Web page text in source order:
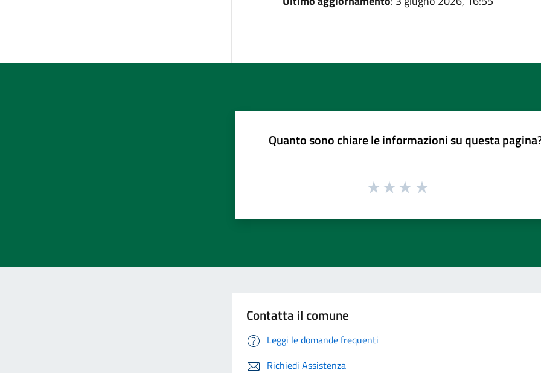
Quanto sono chiare le informazioni su questa
Contatta il comune
Leggi le domande frequenti
Richiedi Assistenza